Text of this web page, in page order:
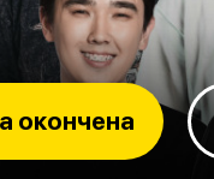
окончена